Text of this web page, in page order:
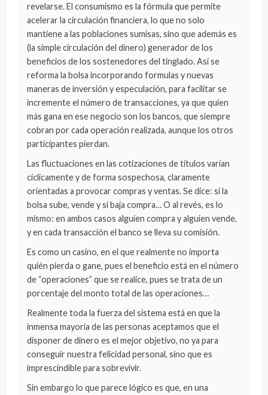
revelarse. El consumismo es la fórmula que permite
acelerar la circulación financiera, lo que no solo
mantiene a las poblaciones sumisas, sino que además es
(la simple circulación del dinero) generador de los
beneficios de los sostenedores del tinglado. Así se
reforma la bolsa incorporando formulas y nuevas
maneras de inversión y especulación, para facilitar se
incremente el número de transacciones, ya que quien
más gana en ese negocio son los bancos, que siempre
cobran por cada operación realizada, aunque los otros
participantes pierdan.
Las fluctuaciones en las cotizaciones de títulos varían
cíclicamente y de forma sospechosa, claramente
orientadas a provocar compras y ventas. Se dice: si la
bolsa sube, vende y si baja compra… O al revés, es lo
mismo: en ambos casos alguien compra y alguien vende,
y en cada transacción el banco se lleva su comisión.
Es como un casino, en el que realmente no importa
quién pierda o gane, pues el beneficio está en el número
de “operaciones” que se realice, pues se trata de un
porcentaje del monto total de las operaciones…
Realmente toda la fuerza del sistema está en que la
inmensa mayoría de las personas aceptamos que el
disponer de dinero es el mejor objetivo, no ya para
conseguir nuestra felicidad personal, sino que es
imprescindible para sobrevivir.
Sin embargo lo que parece lógico es que, en una